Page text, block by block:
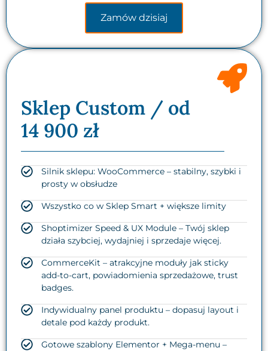
Zamów dzisiaj
Sklep Custom / od
14 900 zł
Silnik sklepu: WooCommerce – stabilny, szybki i
prosty w obsłudze
Wszystko co w Sklep Smart + większe limity
Shoptimizer Speed & UX Module – Twój sklep
działa szybciej, wydajniej i sprzedaje więcej.
CommerceKit – atrakcyjne moduły jak sticky
add-to-cart, powiadomienia sprzedażowe, trust
badges.
Indywidualny panel produktu – dopasuj layout i
detale pod każdy produkt.
Gotowe szablony Elementor + Mega-menu –